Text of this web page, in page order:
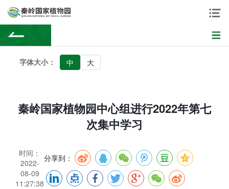
字体大小： 中 大
秦岭国家植物园中心组进行2022年第七
次集中学习
时间：
2022-
08-09
11:27:38
分享到：